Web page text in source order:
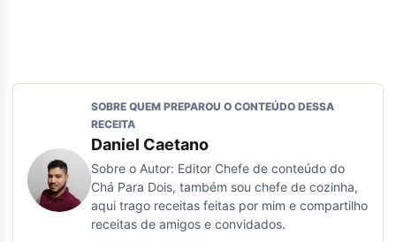
SOBRE QUEM PREPAROU O CONTEÚDO DESSA
RECEITA
Daniel Caetano
Sobre o Autor: Editor Chefe de conteúdo do
Chá Para Dois, também sou chefe de cozinha,
aqui trago receitas feitas por mim e compartilho
receitas de amigos e convidados.